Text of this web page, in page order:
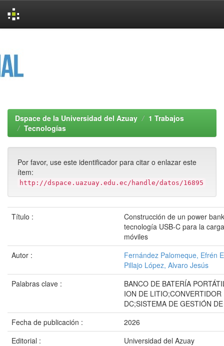
Dspace de la Universidad del Azuay
1 Trabajos
Tecnologías
Por favor, use este identificador para citar o enlazar este
ítem:
http://dspace.uazuay.edu.ec/handle/datos/16895
Título :
Construcción de un power
tecnología USB-C para la
móviles
Autor :
Fernández Palomeque, Efrén
Pillajo López, Alvaro Jesús
Palabras clave :
BANCO DE BATERÍA
ION DE LITIO;CONVERTIDOR
DC;SISTEMA DE GESTIÓN
Fecha de publicación :
2026
Editorial :
Universidad del Azuay